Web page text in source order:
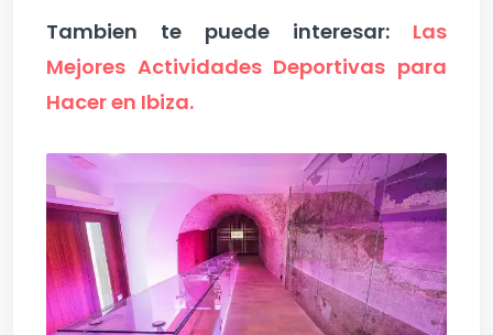
Tambien te puede interesar: Las
Mejores Actividades Deportivas para
Hacer en Ibiza.